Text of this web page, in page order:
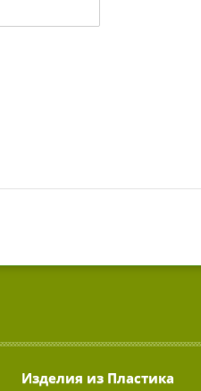
Изделия из Пластика